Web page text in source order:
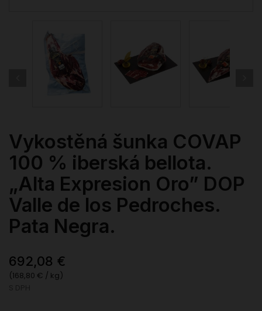
Vykostěná šunka COVAP
100 % iberská bellota.
„Alta Expresion Oro” DOP
Valle de los Pedroches.
Pata Negra.
692,08 €
(168,80 € / kg)